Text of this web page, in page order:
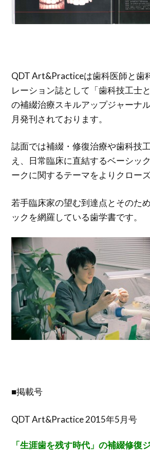
QDT Art&Practiceは歯科医師と歯
レーション誌として「歯科技工士
の補綴治療スキルアップジャーナ
月発刊されております。
誌面では補綴・修復治療や歯科技
え、日常臨床に直結するベーシッ
ークに関するテーマをよりクローズ
若手臨床家の望む到達点とそのた
ックを網羅している歯学書です。
■掲載号
QDT Art&Practice 2015年5月号
「生涯歯を残す時代」の補綴修復